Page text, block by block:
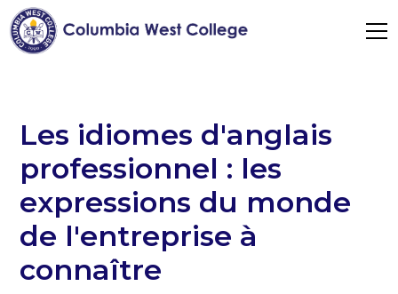
Les idiomes d'anglais
professionnel : les
expressions du monde
de l'entreprise à
connaître